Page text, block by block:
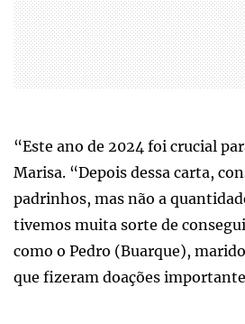
“Este ano de 2024 foi crucial
Marisa. “Depois dessa carta,
padrinhos, mas não a
tivemos muita sorte de
como o Pedro (Buarque),
que fizeram doações